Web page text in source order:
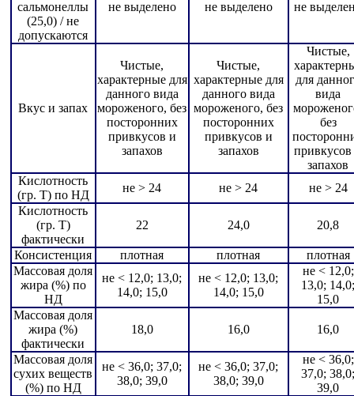
сальмонеллы
(25,0) / не
допускаются
не выделено не выделено не
Вкус и запах
Чистые,
характерные для
данного вида
мороженого, без
посторонних
привкусов и
запахов
Чистые,
характерные для
данного вида
мороженого, без
посторонних
привкусов и
запахов
Чистые,
для
вида
без
запахов
Кислотность
(гр. Т) по НД
не > 24 не > 24
не > 24
Кислотность
(гр. Т)
фактически
22 24,0 20,8
Консистенция плотная плотная
плотная
Массовая доля
жира (%) по
НД
не < 12,0; 13,0;
14,0; 15,0
не < 12,0; 13,0;
14,0; 15,0
не < 12,0;
13,0; 14,0;
15,0
Массовая доля
жира (%)
фактически
18,0 16,0 16,0
Массовая доля
сухих веществ
(%) по НД
не < 36,0; 37,0;
38,0; 39,0
не < 36,0; 37,0;
38,0; 39,0
не < 36,0;
37,0; 38,0;
39,0